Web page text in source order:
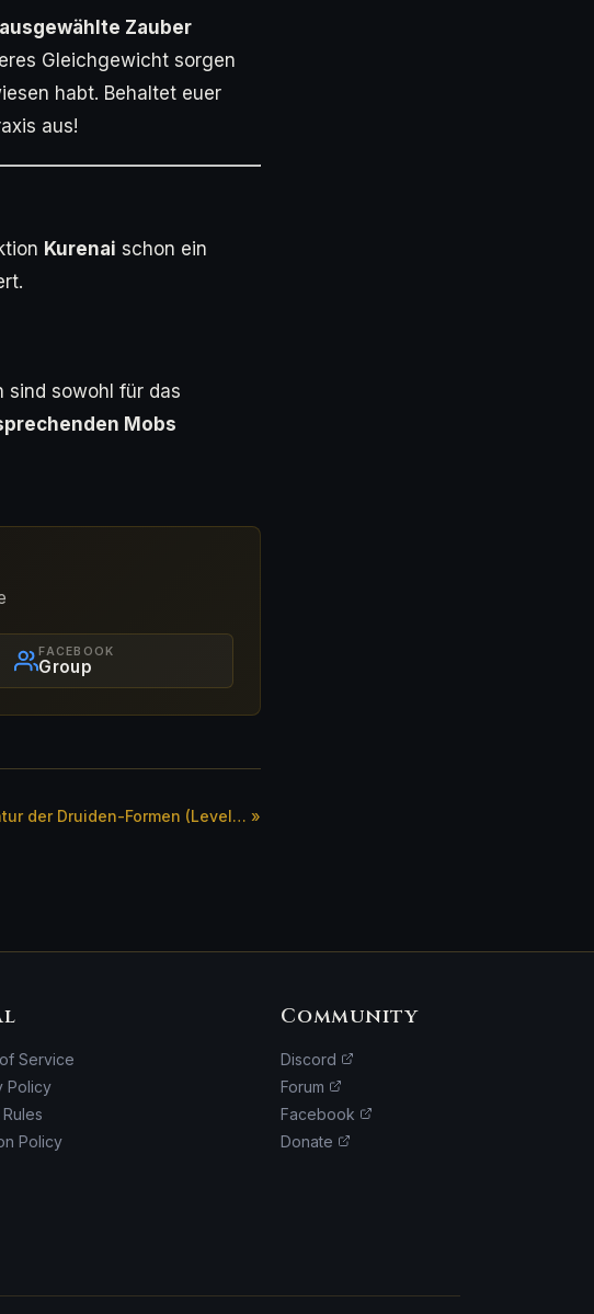
ausgewählte Zauber
Gleichgewicht sorgen
habt. Behaltet euer
aus!
Kurenai schon ein
sind sowohl für das
Mobs
FACEBOOK
Group
der Druiden-Formen (Level… »
Service
Policy
Policy
Community
Discord
Forum
Facebook
Donate